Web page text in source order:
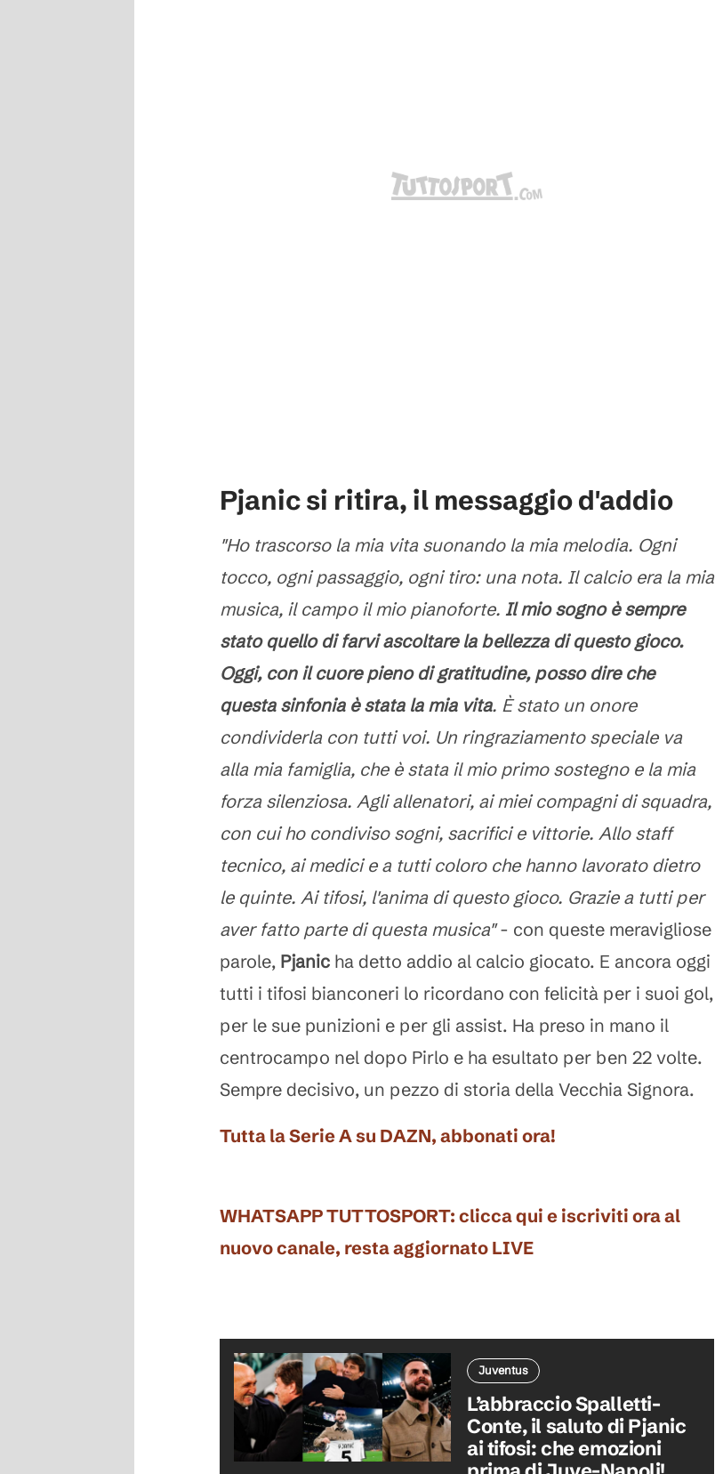
Pjanic si ritira, il messaggio d'addio
"Ho trascorso la mia vita suonando la mia melodia. Ogni
tocco, ogni passaggio, ogni tiro: una nota. Il calcio era la mia
musica, il campo il mio pianoforte. Il mio sogno è sempre
stato quello di farvi ascoltare la bellezza di questo gioco.
Oggi, con il cuore pieno di gratitudine, posso dire che
questa sinfonia è stata la mia vita. È stato un onore
condividerla con tutti voi. Un ringraziamento speciale va
alla mia famiglia, che è stata il mio primo sostegno e la mia
forza silenziosa. Agli allenatori, ai miei compagni di squadra,
con cui ho condiviso sogni, sacrifici e vittorie. Allo staff
tecnico, ai medici e a tutti coloro che hanno lavorato dietro
le quinte. Ai tifosi, l'anima di questo gioco. Grazie a tutti per
aver fatto parte di questa musica"- con queste meravigliose
parole, Pjanic ha detto addio al calcio giocato. E ancora oggi
tutti i tifosi bianconeri lo ricordano con felicità per i suoi gol,
per le sue punizioni e per gli assist. Ha preso in mano il
centrocampo nel dopo Pirlo e ha esultato per ben 22 volte.
Sempre decisivo, un pezzo di storia della Vecchia Signora.
Tutta la Serie A su DAZN, abbonati ora!
WHATSAPP TUTTOSPORT: clicca qui e iscriviti ora al
nuovo canale, resta aggiornato LIVE
Juventus
L’abbraccio Spalletti-
Conte, il saluto di Pjanic
ai tifosi: che emozioni